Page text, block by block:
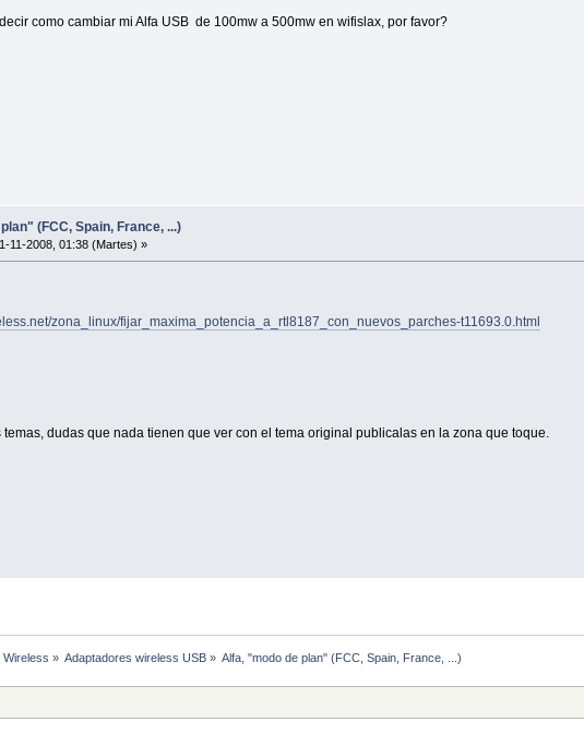
como cambiar mi Alfa USB de 100mw a 500mw en wifislax, por favor?
(FCC, Spain, France, ...)
11-2008, 01:38 (Martes) »
zona_linux/fijar_maxima_potencia_a_rtl8187_con_nuevos_parches-t11693.0.html
temas, dudas que nada tienen que ver con el tema original publicalas en la zona que toque.
Wireless » Adaptadores wireless USB» Alfa, "modo de plan" (FCC, Spain, France, ...)